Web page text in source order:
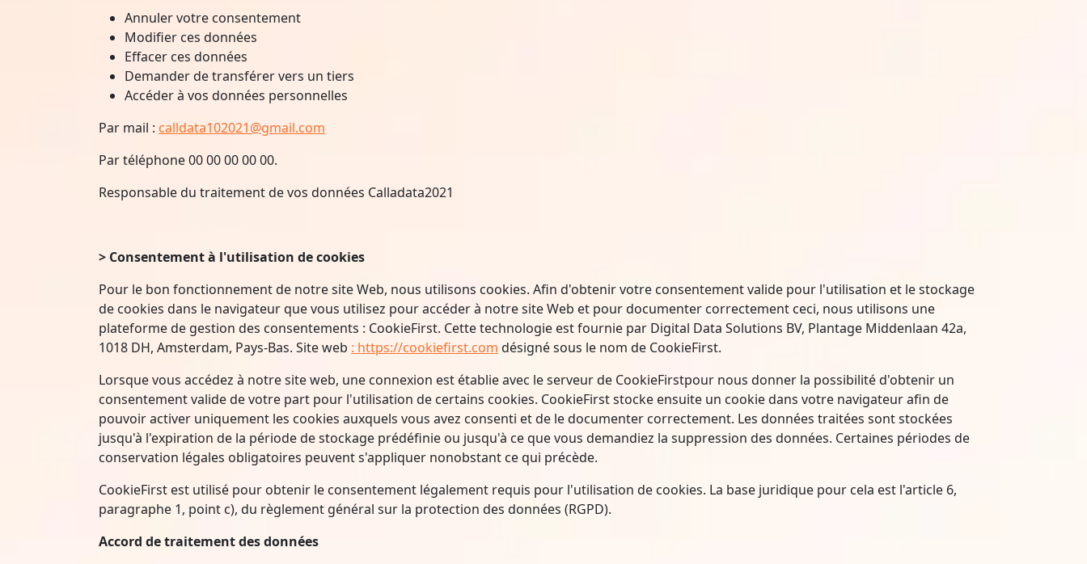
Annuler votre consentement
Modifier ces données
Effacer ces données
Demander de transférer vers un tiers
Accéder à vos données personnelles
Par mail : calldata102021@gmail.com
Par téléphone 00 00 00 00 00.
Responsable du traitement de vos données Calladata2021
> Consentement à l'utilisation de cookies
Pour le bon fonctionnement de notre site Web, nous utilisons cookies. Afin d'obtenir votre consentement valide pour l'utilisation et le stockage
de cookies dans le navigateur que vous utilisez pour accéder à notre site Web et pour documenter correctement ceci, nous utilisons une
plateforme de gestion des consentements : CookieFirst. Cette technologie est fournie par Digital Data Solutions BV, Plantage Middenlaan 42a,
1018 DH, Amsterdam, Pays-Bas. Site web : https://cookiefirst.com désigné sous le nom de CookieFirst.
Lorsque vous accédez à notre site web, une connexion est établie avec le serveur de CookieFirstpour nous donner la possibilité d'obtenir un
consentement valide de votre part pour l'utilisation de certains cookies. CookieFirst stocke ensuite un cookie dans votre navigateur afin de
pouvoir activer uniquement les cookies auxquels vous avez consenti et de le documenter correctement. Les données traitées sont stockées
jusqu'à l'expiration de la période de stockage prédéfinie ou jusqu'à ce que vous demandiez la suppression des données. Certaines périodes de
conservation légales obligatoires peuvent s'appliquer nonobstant ce qui précède.
CookieFirst est utilisé pour obtenir le consentement légalement requis pour l'utilisation de cookies. La base juridique pour cela est l'article 6,
paragraphe 1, point c), du règlement général sur la protection des données (RGPD).
Accord de traitement des données